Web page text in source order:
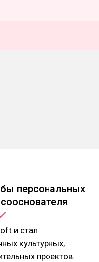
персональных
и стал
культурных,
проектов.